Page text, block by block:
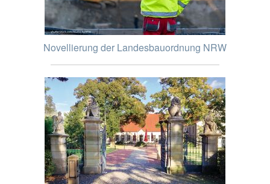
Novellierung der Landesbauordnung NRW